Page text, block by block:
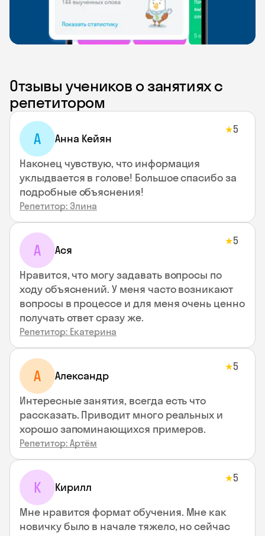
Отзывы учеников о занятиях с
репетитором
А Анна Кейян
★5
Наконец чувствую, что информация
уклыдвается в голове! Большое спасибо за
подробные объяснения!
Репетитор: Элина
А Ася
★5
Нравится, что могу задавать вопросы по
ходу объяснений. У меня часто возникают
вопросы в процессе и для меня очень ценно
получать ответ сразу же.
Репетитор: Екатерина
А Александр
★5
Интересные занятия, всегда есть что
рассказать. Приводит много реальных и
хорошо запоминающихся примеров.
Репетитор: Артём
К Кирилл
★5
Мне нравится формат обучения. Мне как
новичку было в начале тяжело, но сейчас